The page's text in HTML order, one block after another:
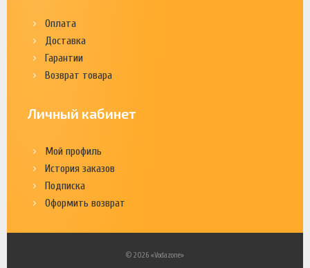
Оплата
Доставка
Гарантии
Возврат товара
Личный кабинет
Мой профиль
История заказов
Подписка
Оформить возврат
© 2026 «Vodazone»